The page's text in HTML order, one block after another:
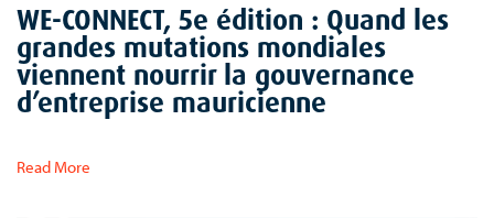
WE-CONNECT, 5e édition : Quand les
grandes mutations mondiales
viennent nourrir la gouvernance
d’entreprise mauricienne
Read More